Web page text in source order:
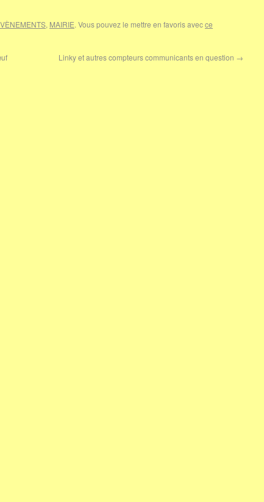
, MAIRIE. Vous pouvez le mettre en favoris avecce
Linky et autres compteurs communicants en question →